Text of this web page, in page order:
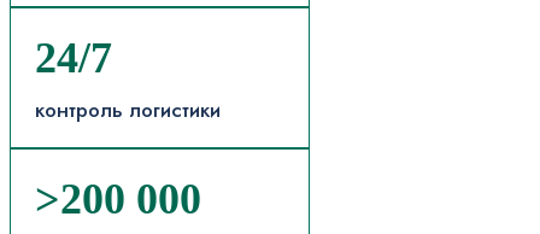
24/7
контроль логистики
>200 000